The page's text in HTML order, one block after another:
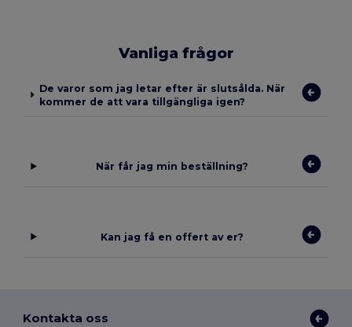
Vanliga frågor
De varor som jag letar efter är slutsålda. När
kommer de att vara tillgängliga igen?
När får jag min beställning?
Kan jag få en offert av er?
Kontakta oss